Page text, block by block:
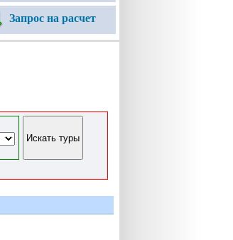
Запрос на расчет